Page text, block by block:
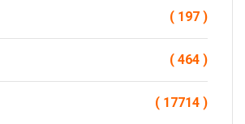
( 197 )
( 464 )
( 17714 )